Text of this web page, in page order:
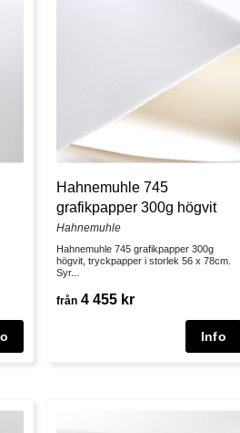
Hahnemuhle 745
grafikpapper 300g högvit
Hahnemuhle
Hahnemuhle 745 grafikpapper 300g
högvit, tryckpapper i storlek 56 x 78cm.
Syr...
från 4 455 kr